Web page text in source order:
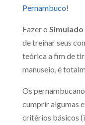
Pernambuco!
Fazer o
de treinar seus
teórica a fim de
manuseio, é
Os
cumprir algumas
critérios básicos